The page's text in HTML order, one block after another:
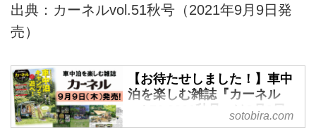
出典：カーネルvol.51秋号（2021年9月9日発
売）
【お待たせしました！】車中
泊を楽しむ雑誌『カーネル
vol.51 2021秋号』は9月9日
（木）発売！ - アウトドア情
sotobira.com